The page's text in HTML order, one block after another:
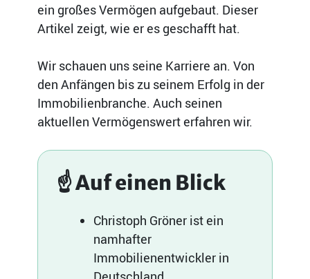
ein großes Vermögen aufgebaut. Dieser
Artikel zeigt, wie er es geschafft hat.
Wir schauen uns seine Karriere an. Von
den Anfängen bis zu seinem Erfolg in der
Immobilienbranche. Auch seinen
aktuellen Vermögenswert erfahren wir.
☝️ Auf einen Blick
Christoph Gröner ist ein
namhafter
Immobilienentwickler in